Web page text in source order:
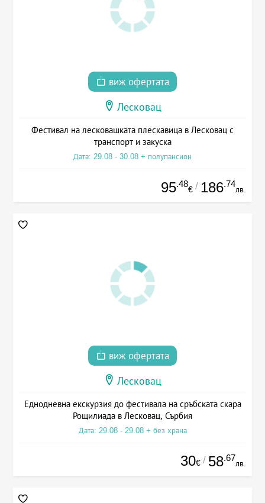
виж офертата
Лесковац
Фестивал на лесковашката плескавица в Лесковац с
транспорт и закуска
Дата: 29.08 - 30.08 + полупансион
95.48
€ / 186.74
лв.
виж офертата
Лесковац
Еднодневна екскурзия до фестивала на сръбската скара
Рощилиада в Лесковац, Сърбия
Дата: 29.08 - 29.08 + без храна
30€ / 58.67
лв.